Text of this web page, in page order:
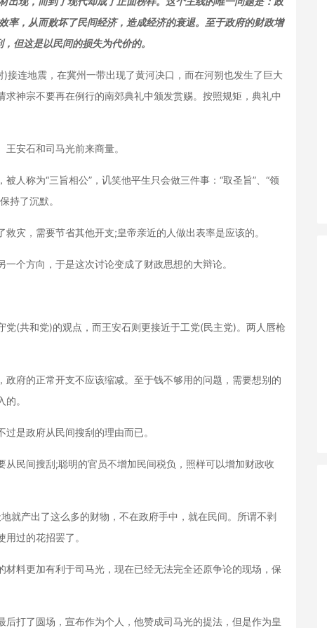
率，从而败坏了民间经济，造成经济的衰退。至于政府的财政增
但这是以民间的损失为代价的。
连地震，在冀州一带出现了黄河决口，而在河朔也发生了巨大
神宗不要再在例行的南郊典礼中颁发赏赐。按照规矩，典礼中
安石和司马光前来商量。
称为“三旨相公”，讥笑他平生只会做三件事：“取圣旨”、“领
持了沉默。
，需要节省其他开支;皇帝亲近的人做出表率是应该的。
方向，于是这次讨论变成了财政思想的大辩论。
(共和党)的观点，而王安石则更接近于工党(民主党)。两人唇枪
府的正常开支不应该缩减。至于钱不够用的问题，需要想别的
。
是政府从民间搜刮的理由而已。
民间搜刮;聪明的官员不增加民间税负，照样可以增加财政收
产出了这么多的财物，不在政府手中，就在民间。所谓不剥
过的花招罢了。
料更加有利于司马光，现在已经无法完全还原争论的现场，保
打了圆场，宣布作为个人，他赞成司马光的提法，但是作为皇